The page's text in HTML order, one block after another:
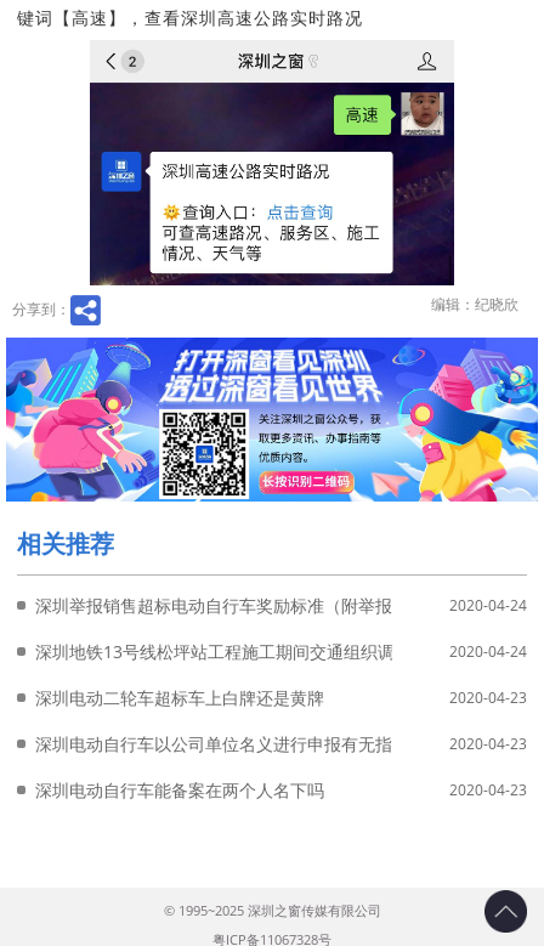
键词【高速】，查看深圳高速公路实时路况
分享到： 编辑：纪晓欣
相关推荐
深圳举报销售超标电动自行车奖励标准（附举报方式） 2020-04-24
深圳地铁13号线松坪站工程施工期间交通组织调整详情（附绕行方
2020-04-24
深圳电动二轮车超标车上白牌还是黄牌 2020-04-23
深圳电动自行车以公司单位名义进行申报有无指标限制 2020-04-23
深圳电动自行车能备案在两个人名下吗 2020-04-23
© 1995~2025 深圳之窗传媒有限公司
粤ICP备11067328号